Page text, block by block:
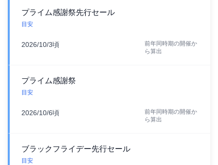
プライム感謝祭先行セール
目安
2026/10/3頃
前年同時期の開催か
ら算出
プライム感謝祭
目安
2026/10/6頃
前年同時期の開催か
ら算出
ブラックフライデー先行セール
目安